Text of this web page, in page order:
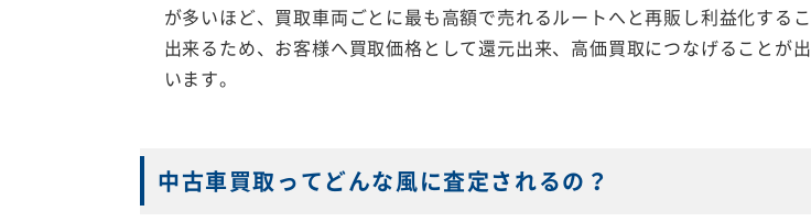
が多いほど、買取車両ごとに最も高額で売れるルートへと再販し利益化する
出来るため、お客様へ買取価格として還元出来、高価買取につなげることが
います。
中古車買取ってどんな風に査定されるの？